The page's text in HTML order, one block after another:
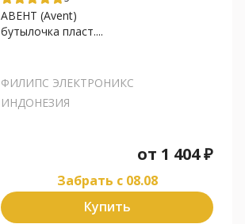
АВЕНТ (Avent)
бутылочка пласт....
ФИЛИПС ЭЛЕКТРОНИКС
ИНДОНЕЗИЯ
от 1 404₽
Забрать c 08.08
Купить